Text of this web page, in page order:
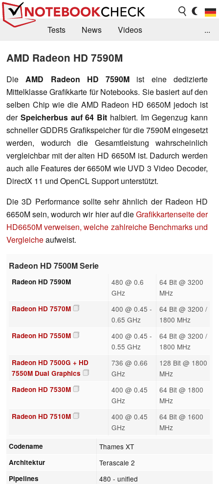
Tests News
Videos
Forum
...
AMD Radeon HD 7590M
DieAMD Radeon HD 7590M ist eine dedizierte
Mittelklasse Grafikkarte für Notebooks. Sie basiert auf den
selben Chip wie die AMD Radeon HD 6650M jedoch ist
der Speicherbus auf 64 Bit halbiert. Im Gegenzug kann
schneller GDDR5 Grafikspeicher für die 7590M eingesetzt
werden, wodurch die Gesamtleistung wahrscheinlich
vergleichbar mit der alten HD 6650M ist. Dadurch werden
auch alle Features der 6650M wie UVD 3 Video Decoder,
DirectX 11 und OpenCL Support unterstützt.
Die 3D Performance sollte sehr ähnlich der Radeon HD
6650M sein, wodurch wir hier auf dieGrafikkartenseite der
HD6650M verweisen, welche zahlreiche Benchmarks und
Vergleicheaufweist.
Radeon HD 7500M Serie
Radeon HD 7590M
480 @ 0.6
GHz
64 Bit @ 3200
MHz
Radeon HD 7570M
400 @ 0.45 -
0.65 GHz
64 Bit @ 3200 /
1800 MHz
Radeon HD 7550M
400 @ 0.45 -
0.55 GHz
64 Bit @ 3200 /
1800 MHz
Radeon HD 7500G + HD
7550M Dual Graphics
736 @ 0.66
GHz
128 Bit @ 1800
MHz
Radeon HD 7530M
400 @ 0.45
GHz
64 Bit @ 1800
MHz
Radeon HD 7510M
400 @ 0.45
GHz
64 Bit @ 1600
MHz
Codename Thames XT
Architektur Terascale 2
Pipelines 480 - unified